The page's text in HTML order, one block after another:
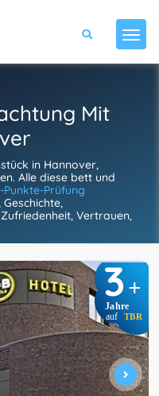
Mit
in Hannover,
Alle diese bett und
Punkte-Prüfung
Vertrauen,
3+
Jahre
auf TBR